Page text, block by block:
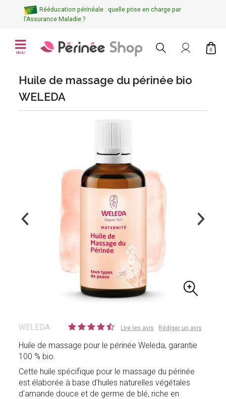
Rééducation périnéale : quelle prise en charge par
l'Assurance Maladie ?
MENU
0
Huile de massage du périnée bio
WELEDA
WELEDA Lire les avis Rédiger un avis
Huile de massage pour le périnée Weleda, garantie
100 % bio.
Cette huile spécifique pour le massage du périnée
est élaborée à base d'huiles naturelles végétales
d'amande douce et de germe de blé, riche en